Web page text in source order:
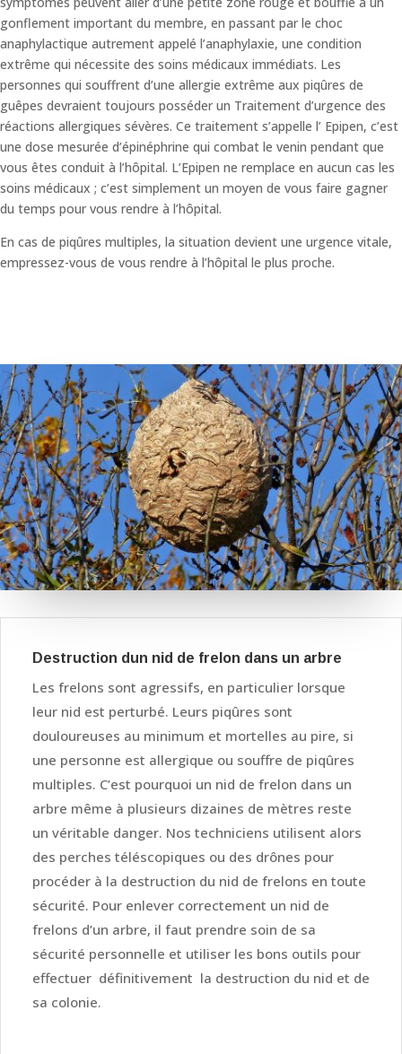
gonflement important du membre, en passant par le choc
anaphylactique autrement appelé l’anaphylaxie, une condition
extrême qui nécessite des soins médicaux immédiats. Les
personnes qui souffrent d’une allergie extrême aux piqûres de
guêpes devraient toujours posséder un Traitement d’urgence des
réactions allergiques sévères. Ce traitement s’appelle l’ Epipen, c’est
une dose mesurée d’épinéphrine qui combat le venin pendant que
vous êtes conduit à l’hôpital. L’Epipen ne remplace en aucun cas les
soins médicaux ; c’est simplement un moyen de vous faire gagner
du temps pour vous rendre à l’hôpital.
En cas de piqûres multiples, la situation devient une urgence vitale,
empressez-vous de vous rendre à l’hôpital le plus proche.
Destruction dun nid de frelon dans un arbre
Les frelons sont agressifs, en particulier lorsque
leur nid est perturbé. Leurs piqûres sont
douloureuses au minimum et mortelles au pire, si
une personne est allergique ou souffre de piqûres
multiples. C’est pourquoi un nid de frelon dans un
arbre même à plusieurs dizaines de mètres reste
un véritable danger. Nos techniciens utilisent alors
des perches téléscopiques ou des drônes pour
procéder à la destruction du nid de frelons en toute
sécurité. Pour enlever correctement un nid de
frelons d’un arbre, il faut prendre soin de sa
sécurité personnelle et utiliser les bons outils pour
effectuer définitivement la destruction du nid et de
sa colonie.